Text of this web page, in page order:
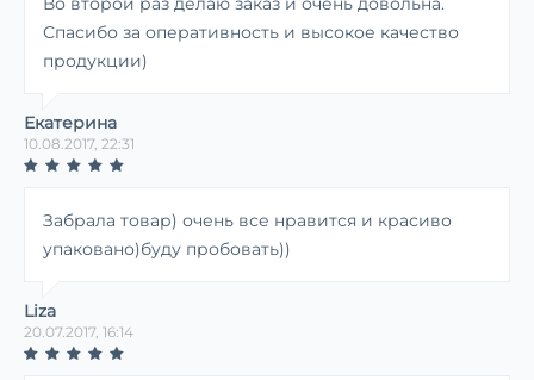
Спасибо за оперативность и высокое качество
продукции)
Екатерина
10.08.2017, 22:31
Забрала товар) очень все нравится и красиво
упаковано)буду пробовать))
Liza
20.07.2017, 16:14